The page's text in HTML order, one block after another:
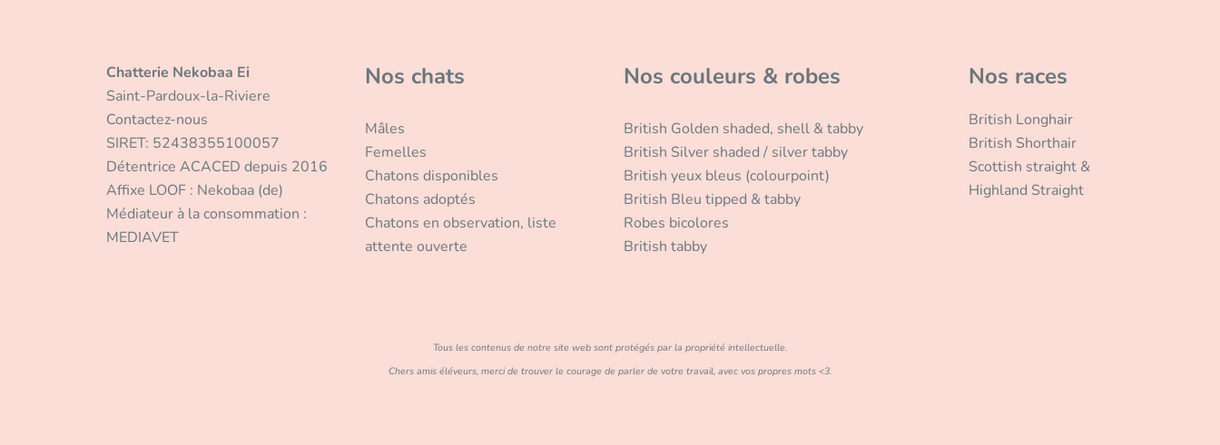
Chatterie Nekobaa Ei
Saint-Pardoux-la-Riviere
Contactez-nous
SIRET: 52438355100057
Détentrice ACACED depuis 2016
Affixe LOOF : Nekobaa (de)
Médiateur à la consommation :
MEDIAVET
Nos chats
Mâles
Femelles
Chatons disponibles
Chatons adoptés
Chatons en observation, liste
attente ouverte
Nos couleurs & robes
British Golden shaded, shell & tabby
British Silver shaded / silver tabby
British yeux bleus (colourpoint)
British Bleu tipped & tabby
Robes bicolores
British tabby
Nos races
British Longhair
British Shorthair
Scottish straight &
Highland Straight
Tous les contenus de notre site web sont protégés par la propriété intellectuelle.
Chers amis éléveurs, merci de trouver le courage de parler de votre travail, avec vos propres mots <3.